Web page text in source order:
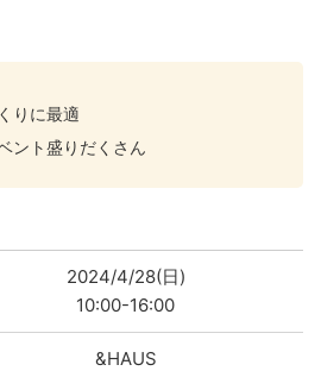
りに最適
ント盛りだくさん
2024/4/28(日)
10:00-16:00
&HAUS